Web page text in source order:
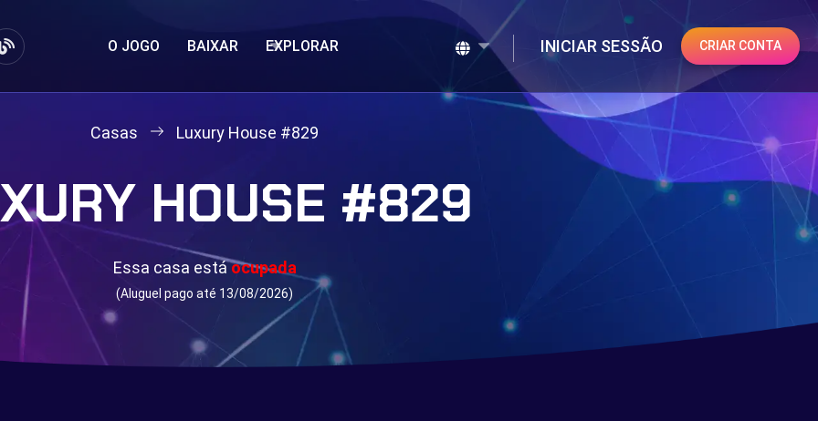
O JOGO BAIXAR EXPLORAR INICIAR SESSÃO CRIAR CONTA
Casas Luxury House #829
HOUSE #829
Essa casa estáocupada
(Aluguel pago até 13/08/2026)